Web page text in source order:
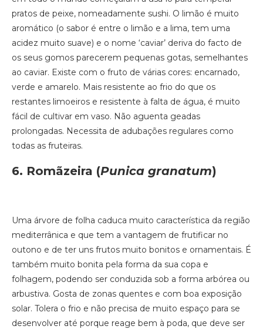
pratos de peixe, nomeadamente sushi. O limão é muito
aromático (o sabor é entre o limão e a lima, tem uma
acidez muito suave) e o nome ‘caviar’ deriva do facto de
os seus gomos parecerem pequenas gotas, semelhantes
ao caviar. Existe com o fruto de várias cores: encarnado,
verde e amarelo. Mais resistente ao frio do que os
restantes limoeiros e resistente à falta de água, é muito
fácil de cultivar em vaso. Não aguenta geadas
prolongadas. Necessita de adubações regulares como
todas as fruteiras.
6. Romãzeira (Punica granatum)
Uma árvore de folha caduca muito característica da região
mediterrânica e que tem a vantagem de frutificar no
outono e de ter uns frutos muito bonitos e ornamentais. É
também muito bonita pela forma da sua copa e
folhagem, podendo ser conduzida sob a forma arbórea ou
arbustiva. Gosta de zonas quentes e com boa exposição
solar. Tolera o frio e não precisa de muito espaço para se
desenvolver até porque reage bem à poda, que deve ser